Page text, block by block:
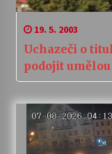
19. 5. 2003
Uchazeči o
podojit